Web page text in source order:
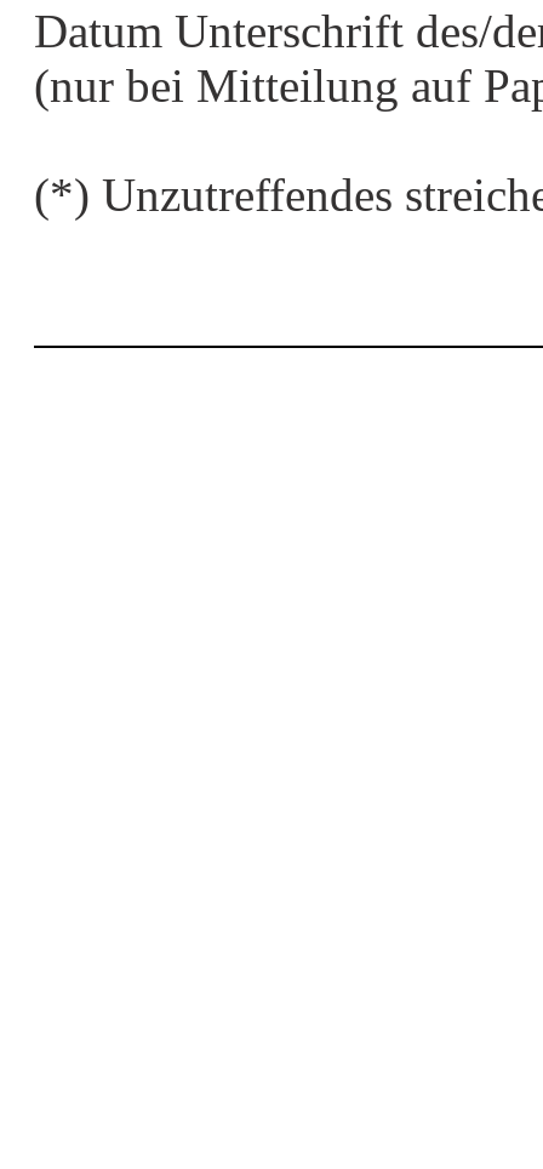
Datum Unterschrift des/
(nur bei Mitteilung auf
(*) Unzutreffendes